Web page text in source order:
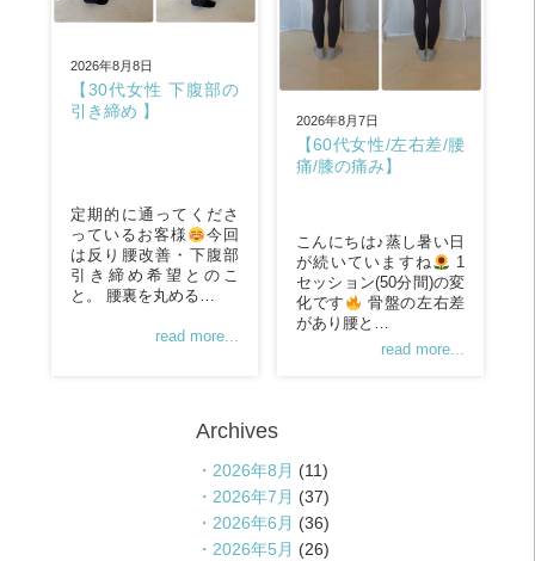
2026年8月8日
【30代女性 下腹部の
引き締め 】
定期的に通ってくださ
っているお客様
今回
は反り腰改善・下腹部
引き締め希望とのこ
と。 腰裏を丸める…
read more...
2026年8月7日
【60代女性/左右差/腰
痛/膝の痛み】
こんにちは♪蒸し暑い日
が続いていますね
1
セッション(50分間)の変
化です
骨盤の左右差
があり腰と…
read more...
Archives
2026年8月 (11)
2026年7月 (37)
2026年6月 (36)
2026年5月 (26)